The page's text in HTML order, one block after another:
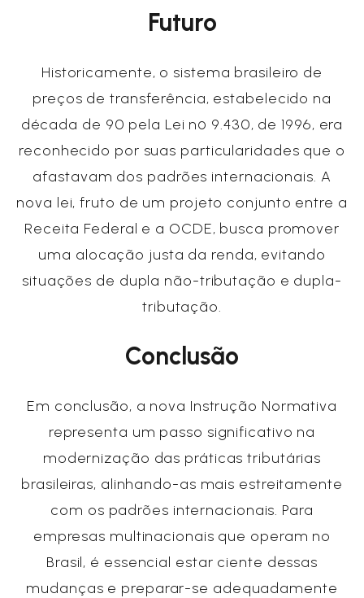
Futuro
Historicamente, o sistema brasileiro de
preços de transferência, estabelecido na
década de 90 pela Lei nº 9.430, de 1996, era
reconhecido por suas particularidades que o
afastavam dos padrões internacionais. A
nova lei, fruto de um projeto conjunto entre a
Receita Federal e a OCDE, busca promover
uma alocação justa da renda, evitando
situações de dupla não-tributação e dupla-
tributação.
Conclusão
Em conclusão, a nova Instrução Normativa
representa um passo significativo na
modernização das práticas tributárias
brasileiras, alinhando-as mais estreitamente
com os padrões internacionais. Para
empresas multinacionais que operam no
Brasil, é essencial estar ciente dessas
mudanças e preparar-se adequadamente